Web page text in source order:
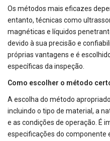
Os métodos mais eficazes
entanto, técnicas como
magnéticas e líquidos
devido à sua precisão e
próprias vantagens e é
específicas da inspeção.
Como escolher o método
A escolha do método
incluindo o tipo de material, a
e as condições de operação. É
especificações do componente